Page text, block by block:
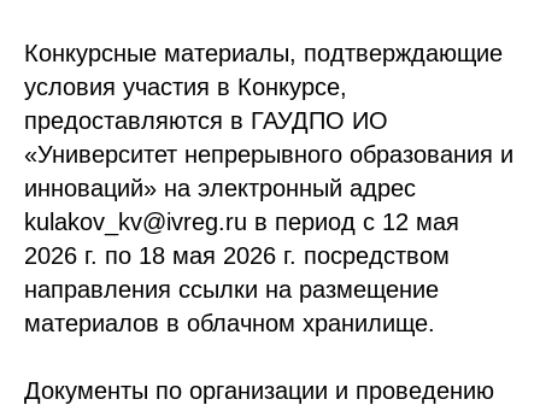
Конкурсные материалы, подтверждающие
условия участия в Конкурсе,
предоставляются в ГАУДПО ИО
«Университет непрерывного образования и
инноваций» на электронный адрес
kulakov_kv@ivreg.ru в период с 12 мая
2026 г. по 18 мая 2026 г. посредством
направления ссылки на размещение
материалов в облачном хранилище.
Документы по организации и проведению